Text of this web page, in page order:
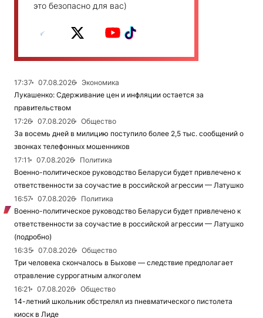
это безопасно для вас)
17:37 07.08.2026
Экономика
Лукашенко: Сдерживание цен и инфляции остается за
правительством
17:26
07.08.2026
Общество
За восемь дней в милицию поступило более 2,5 тыс. сообщений о
звонках телефонных мошенников
17:11
07.08.2026
Политика
Военно-политическое руководство Беларуси будет привлечено к
ответственности за соучастие в российской агрессии — Латушко
16:57
07.08.2026
Политика
Военно-политическое руководство Беларуси будет привлечено к
ответственности за соучастие в российской агрессии — Латушко
(подробно)
16:35
07.08.2026
Общество
Три человека скончалось в Быхове — следствие предполагает
отравление суррогатным алкоголем
16:21
07.08.2026
Общество
14-летний школьник обстрелял из пневматического пистолета
киоск в Лиде